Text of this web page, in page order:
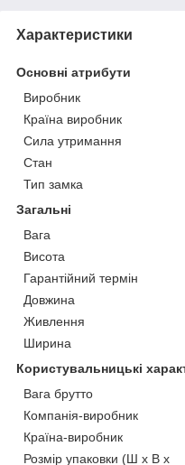
Характеристики
Основні атрибути
Виробник
Країна виробник
Сила утримання
Стан
Тип замка
Загальні
Вага
Висота
Гарантійний термін
Довжина
Живлення
Ширина
Користувальницькі
Вага брутто
Компанія-виробник
Країна-виробник
Розмір упаковки (Ш х В х